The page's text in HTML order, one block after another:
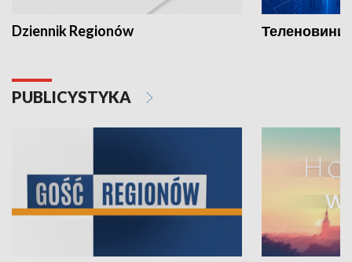
Dziennik Regionów Теленовини
PUBLICYSTYKA